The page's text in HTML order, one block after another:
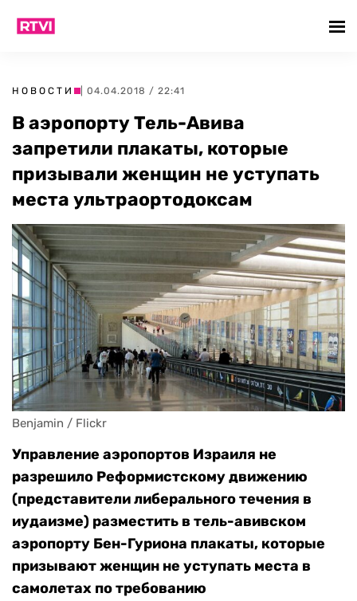
НОВОСТИ | 04.04.2018 / 22:41
В аэропорту Тель-Авива
запретили плакаты, которые
призывали женщин не уступать
места ультраортодоксам
Benjamin / Flickr
Управление аэропортов Израиля не
разрешило Реформистскому движению
(представители либерального течения в
иудаизме) разместить в тель-авивском
аэропорту Бен-Гуриона плакаты, которые
призывают женщин не уступать места в
самолетах по требованию